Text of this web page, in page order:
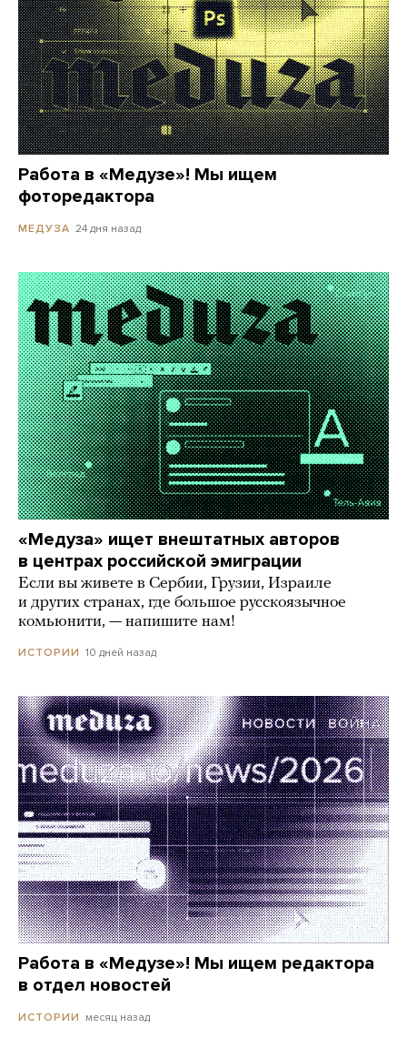
Работа в «Медузе»! Мы ищем
фоторедактора
МЕДУЗА 24 дня назад
«Медуза» ищет внештатных авторов
в центрах российской эмиграции
Если вы живете в Сербии, Грузии, Израиле
и других странах, где большое русскоязычное
комьюнити, — напишите нам!
ИСТОРИИ 10 дней назад
Работа в «Медузе»! Мы ищем редактора
в отдел новостей
ИСТОРИИ месяц назад